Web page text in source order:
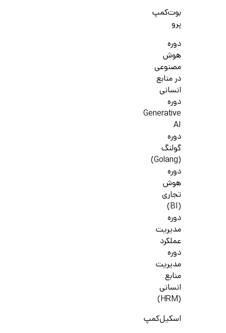
بوت‌کمپ
پرو
دوره
هوش
مصنوعی
در منابع
انسانی
دوره
Generative
AI
دوره
گولنگ
(Golang)
دوره
هوش
تجاری
(BI)
دوره
مدیریت
عملکرد
دوره
مدیریت
منابع
انسانی
(HRM)
اسکیل‌کمپ